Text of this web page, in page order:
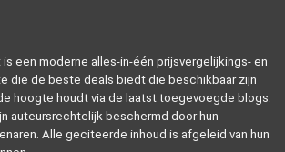
een moderne alles-in-één prijsvergelijkings- en
die de beste deals biedt die beschikbaar zijn
hoogte houdt via de laatst toegevoegde blogs.
auteursrechtelijk beschermd door hun
Alle geciteerde inhoud is afgeleid van hun